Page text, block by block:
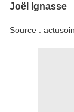
Joël Ignasse
Source :